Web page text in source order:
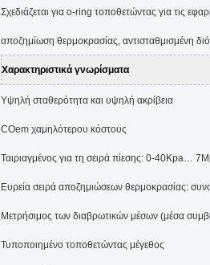
Σχεδιάζεται για o-ring τοποθετώντας για τις
αποζημίωση θερμοκρασίας, αντισταθμισμένη
Χαρακτηριστικά γνωρίσματα
Υψηλή σταθερότητα και υψηλή ακρίβεια
COem χαμηλότερου κόστους
Ταιριαγμένος για τη σειρά πίεσης: 0-40Kpa…
Ευρεία σειρά αποζημιώσεων θερμοκρασίας:
Μετρήσιμος των διαβρωτικών μέσων (μέσα
Τυποποιημένο τοποθετώντας μέγεθος